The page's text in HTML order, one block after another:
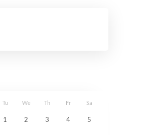
Tu We Th Fr Sa
1 2 3 4 5